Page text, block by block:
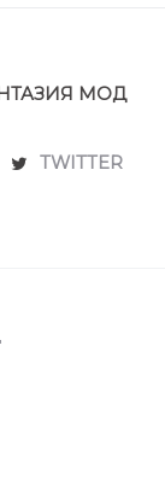
МОД
TWITTER